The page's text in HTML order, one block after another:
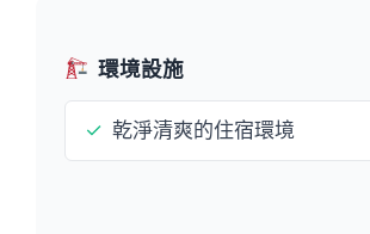
環境設施
✓ 乾淨清爽的住宿環境